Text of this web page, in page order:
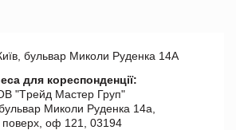
бульвар Миколи Руденка 14А
для кореспонденції:
"Tрейд Мастер Груп"
Миколи Руденка 14а,
поверх, оф 121, 03194